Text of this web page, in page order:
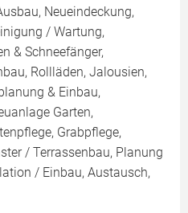
Neueindeckung,
/ Wartung,
& Schneefänger,
Rollläden, Jalousien,
& Einbau,
Garten,
Grabpflege,
/ Terrassenbau, Planung
/ Einbau, Austausch,